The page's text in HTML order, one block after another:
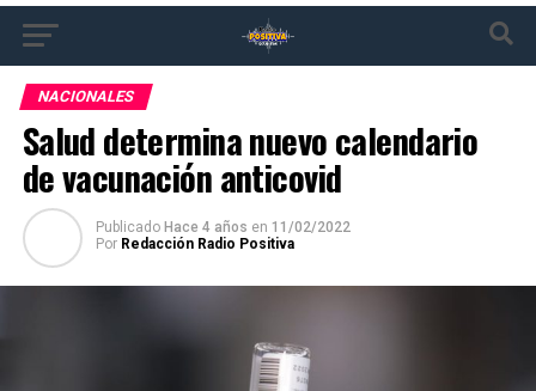
NACIONALES
Salud determina nuevo calendario
de vacunación anticovid
Publicado Hace 4 años en 11/02/2022
Por Redacción Radio Positiva